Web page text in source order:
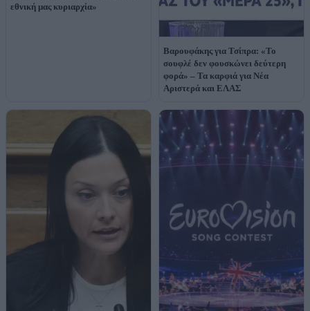
εθνική μας κυριαρχία»
Βαρουφάκης για Τσίπρα: «Το
σουφλέ δεν φουσκώνει δεύτερη
φορά» – Τα καρφιά για Νέα
Αριστερά και ΕΛΑΣ